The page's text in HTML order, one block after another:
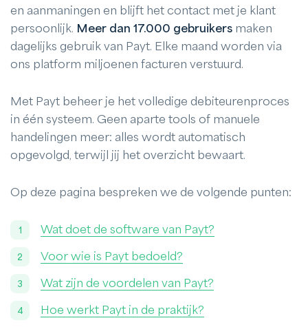
en aanmaningen en blijft het contact met je klant
persoonlijk. Meer dan 17.000 gebruikers maken
dagelijks gebruik van Payt. Elke maand worden via
ons platform miljoenen facturen verstuurd.
Met Payt beheer je het volledige debiteurenproces
in één systeem. Geen aparte tools of manuele
handelingen meer: alles wordt automatisch
opgevolgd, terwijl jij het overzicht bewaart.
Op deze pagina bespreken we de volgende punten:
Wat doet de software van Payt?
Voor wie is Payt bedoeld?
Wat zijn de voordelen van Payt?
Hoe werkt Payt in de praktijk?